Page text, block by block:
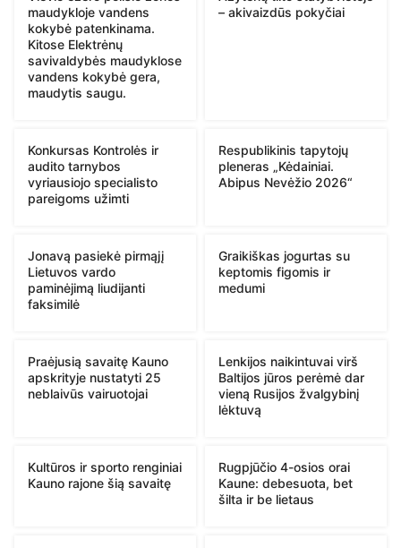
maudykloje vandens
kokybė patenkinama.
Kitose Elektrėnų
savivaldybės maudyklose
vandens kokybė gera,
maudytis saugu.
– akivaizdūs pokyčiai
Konkursas Kontrolės ir
audito tarnybos
vyriausiojo specialisto
pareigoms užimti
Respublikinis tapytojų
pleneras „Kėdainiai.
Abipus Nevėžio 2026“
Jonavą pasiekė pirmąjį
Lietuvos vardo
paminėjimą liudijanti
faksimilė
Graikiškas jogurtas su
keptomis figomis ir
medumi
Praėjusią savaitę Kauno
apskrityje nustatyti 25
neblaivūs vairuotojai
Lenkijos naikintuvai virš
Baltijos jūros perėmė dar
vieną Rusijos žvalgybinį
lėktuvą
Kultūros ir sporto renginiai
Kauno rajone šią savaitę
Rugpjūčio 4-osios orai
Kaune: debesuota, bet
šilta ir be lietaus